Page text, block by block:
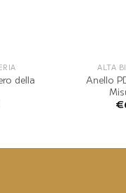
della
ALTA
Anello
€